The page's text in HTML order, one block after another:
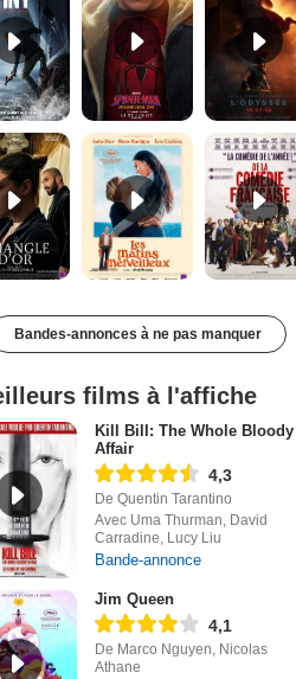
Le Triangle d'or Bande-annonce VF De la Comédie-Française Teaser VF
Bandes-annonces à ne pas manquer
films à l'affiche
Kill Bill: The Whole Bloody
Affair
4,3
De Quentin Tarantino
Avec Uma Thurman, David
Carradine, Lucy Liu
Bande-annonce
Jim Queen
4,1
De Marco Nguyen, Nicolas
Athane